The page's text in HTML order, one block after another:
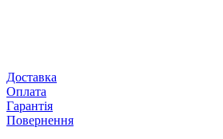
Доставка
Оплата
Гарантія
Повернення